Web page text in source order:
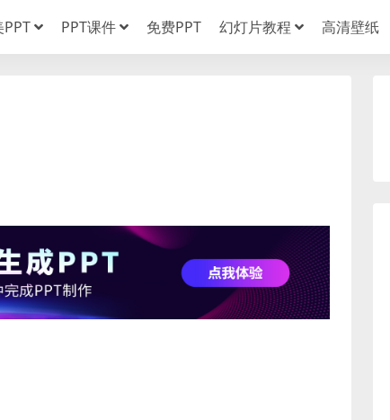
PPT课件 免费PPT 幻灯片教程 高清壁纸